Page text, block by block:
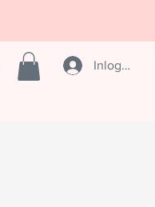
Inloggen